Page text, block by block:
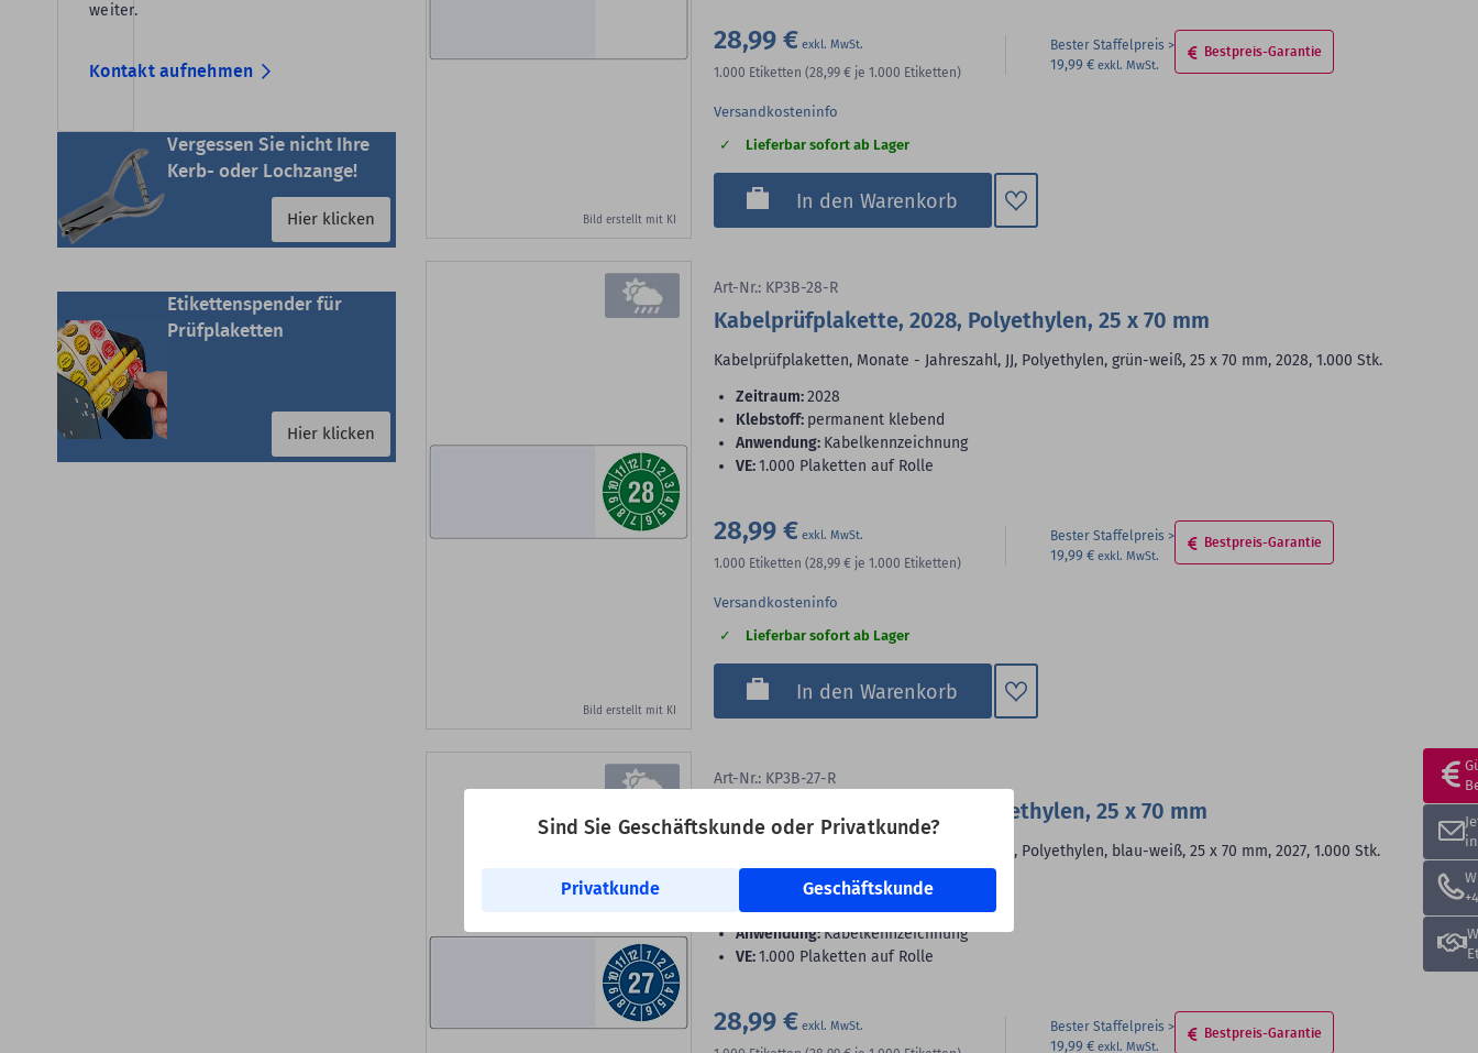
Sind Sie Geschäftskunde oder Privatkunde?
Privatkunde Geschäftskunde
Bild erstellt mit KI
28,99 €
1.000 Etiketten (28,99 € je 1.000 Etiketten)
Bester Staffelpreis
19,99 €
Bestpreis-Garantie
Versandkosteninfo
Lieferbar sofort ab Lager
In den Warenkorb
Zum
Bild erstellt mit KI
Art-Nr.: KP3B-28-R
Kabelprüfplakette, 2028, Polyethylen, 25 x 70 mm
Kabelprüfplaketten, Monate - Jahreszahl, JJ, Polyethylen, grün-weiß, 25 x 70 mm, 2028, 1.000 Stk.
Zeitraum:2028
Klebstoff: permanent klebend
Anwendung: Kabelkennzeichnung
VE:1.000 Plaketten auf Rolle
28,99 €
1.000 Etiketten (28,99 € je 1.000 Etiketten)
Bester Staffelpreis
19,99 €
Bestpreis-Garantie
Versandkosteninfo
Lieferbar sofort ab Lager
In den Warenkorb
Zum
Art-Nr.: KP3B-27-R
Kabelprüfplakette, 2027, Polyethylen, 25 x 70 mm
Kabelprüfplaketten, Monate - Jahreszahl, JJ, Polyethylen, blau-weiß, 25 x 70 mm, 2027, 1.000 Stk.
Zeitraum:2027
Klebstoff:permanent klebend
Anwendung:Kabelkennzeichnung
VE:1.000 Plaketten auf Rolle
28,99 € Bester Staffelpreis
19,99 €
Bestpreis-Garantie
weiter.
Kontakt aufnehmen
Vergessen Sie nicht Ihre
Kerb- oder Lochzange!
Hier klicken
Etikettenspender für
Prüfplaketten
Hier klicken